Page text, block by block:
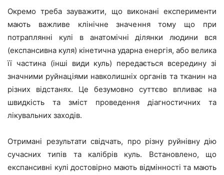
Окремо треба зауважити, що виконані експерименти
мають важливе клінічне значення тому що при
потраплянні кулі в анатомічні ділянки людини вся
(експансивна куля) кінетична ударна енергія, або велика
її частина (інші види куль) передається всередину зі
значними руйнаціями навколишніх органів та тканин на
різних відстанях. Це безумовно суттєво впливає на
швидкість та зміст проведення діагностичних та
лікувальних заходів.
Отримані результати свідчать, про різну руйнівну дію
сучасних типів та калібрів куль. Встановлено, що
експансивні кулі достовірно мають відмінності та мають